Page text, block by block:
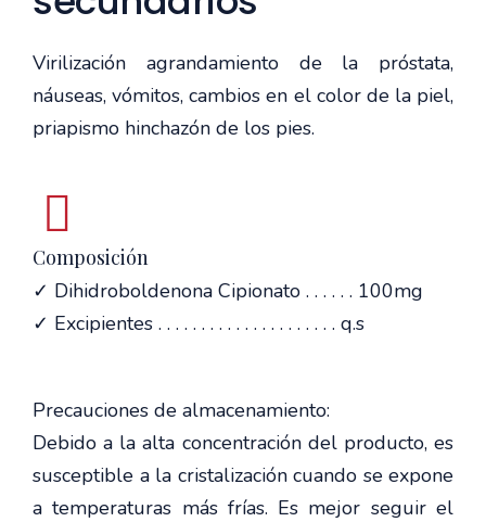
Virilización agrandamiento de la próstata,
náuseas, vómitos, cambios en el color de la piel,
priapismo hinchazón de los pies.
Composición
✓ Dihidroboldenona Cipionato . . . . . . 100mg
✓ Excipientes . . . . . . . . . . . . . . . . . . . . . q.s
Precauciones de almacenamiento:
Debido a la alta concentración del producto, es
susceptible a la cristalización cuando se expone
a temperaturas más frías. Es mejor seguir el